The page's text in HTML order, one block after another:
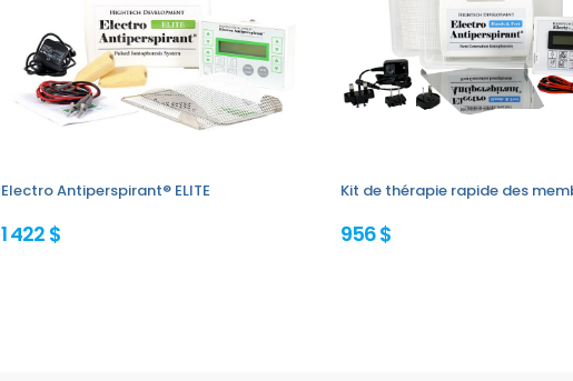
Electro Antiperspirant® ELITE
1 422 $
Kit de thérapie rapide des
956 $